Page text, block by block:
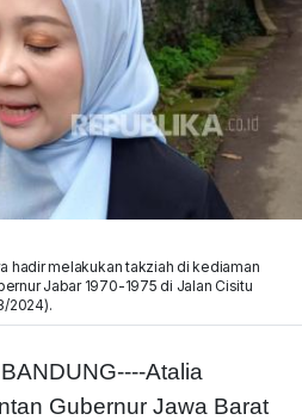
hadir melakukan takziah di kediaman
Jabar 1970-1975 di Jalan Cisitu
2024).
BANDUNG----Atalia
Gubernur Jawa Barat